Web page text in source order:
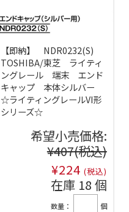
【即納】 NDR0232(S)
TOSHIBA/東芝 ライティ
ングレール 端末 エンド
キャップ 本体シルバー
☆ライティングレールVI形
シリーズ☆
希望小売価格:
¥407(税込)
¥224 (税込)
在庫 18 個
数量： 個